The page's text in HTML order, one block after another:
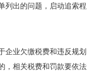
列出的问题，启动追索
业欠缴税费和违反规划
，相关税费和罚款要依